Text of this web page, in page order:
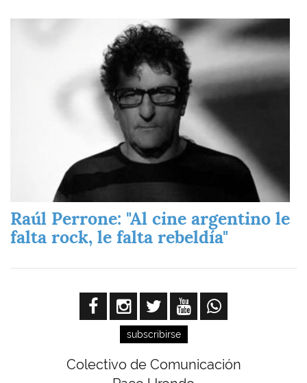
Raúl Perrone: "Al cine argentino le
falta rock, le falta rebeldía"
subscribirse
Colectivo de Comunicación